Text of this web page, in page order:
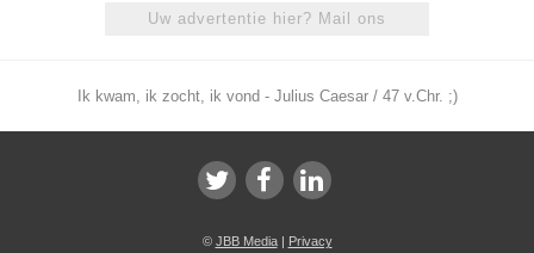
Uw advertentie hier? Mail ons
Ik kwam, ik zocht, ik vond - Julius Caesar / 47 v.Chr. ;)
© JBB Media| Privacy